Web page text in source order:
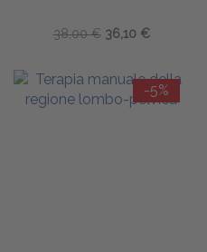
38,00 € 36,10 €
-5%